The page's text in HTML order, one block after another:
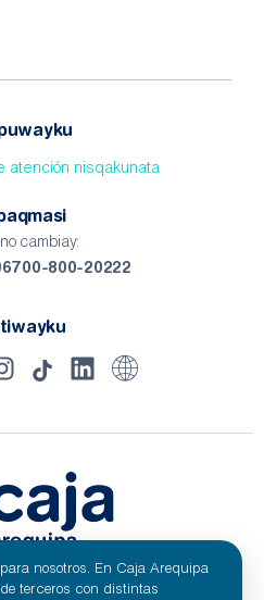
atención nisqakunata
cambiay:
800-20222
nosotros. En Caja Arequipa
terceros con distintas